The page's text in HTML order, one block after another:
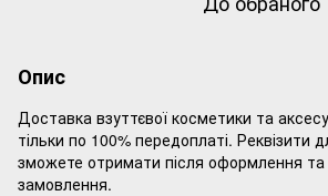
Опис
Доставка взуттєвої косметики та
тільки по 100% передоплаті. Реквізити
зможете отримати після оформлення
замовлення.